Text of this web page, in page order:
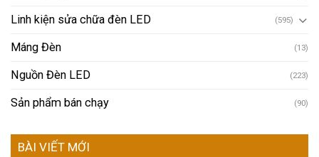
Linh kiện sửa chữa đèn LED (595)
Máng Đèn (13)
Nguồn Đèn LED (223)
Sản phẩm bán chạy (90)
BÀI VIẾT MỚI